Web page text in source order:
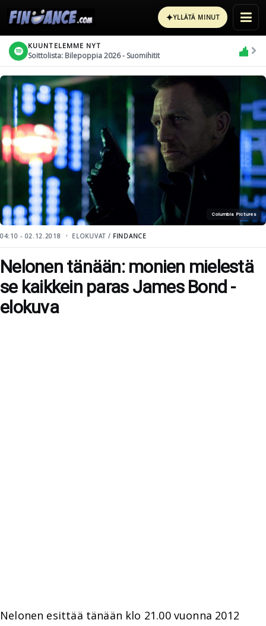
✦YLLÄTÄ MINUT
KUUNTELEMME NYT
Soittolista: Bilepoppia 2026 - Suomihitit
Columbia Pictures
04:10 - 02.12.2018 ELOKUVAT / FINDANCE
Nelonen tänään: monien mielestä
se kaikkein paras James Bond -
elokuva
Nelonen esittää tänään klo 21.00 vuonna 2012